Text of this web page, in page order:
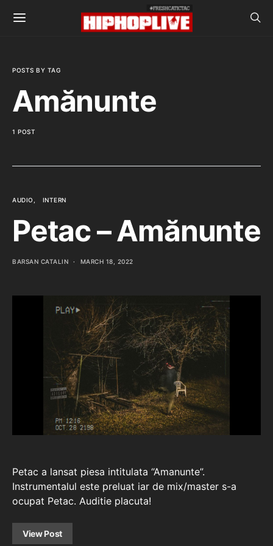
POSTS BY TAG
Amănunte
1 POST
AUDIO INTERN
Petac – Amănunte
BARSAN CATALIN MARCH 18, 2022
Petac a lansat piesa intitulata “Amanunte”.
Instrumentalul este preluat iar de mix/master s-a
ocupat Petac. Auditie placuta!
View Post